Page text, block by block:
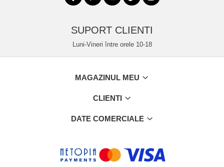
SUPORT CLIENTI
Luni-Vineri între orele 10-18
MAGAZINUL MEU
CLIENTI
DATE COMERCIALE